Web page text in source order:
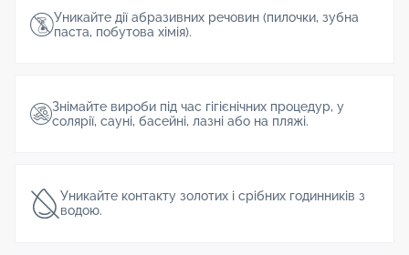
Уникайте дії абразивних речовин (пилочки, зубна
паста, побутова хімія).
Знімайте вироби під час гігієнічних процедур, у
солярії, сауні, басейні, лазні або на пляжі.
Уникайте контакту золотих і срібних годинників з
водою.